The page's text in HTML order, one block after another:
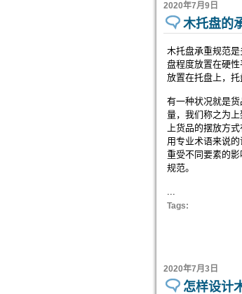
2020年7月9日
木托盘的
木托盘承重规范
盘程度放置在硬
放置在托盘上，
有一种状况就是
量，我们称之为
上货品的摆放方
用专业术语来说
重受不同要素的
规范。
...
Tags:
2020年7月3日
怎样设计